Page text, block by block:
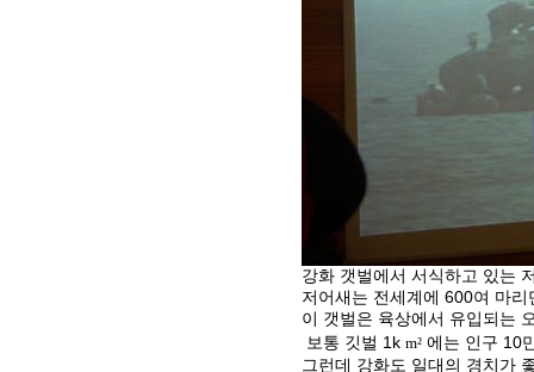
강화 갯벌에서 서식하고 있는
저어새는 전세계에 600여 마
이 갯벌은 육상에서 유입되는
보통 깃벌 1k m² 에는 인구 10
그런데 강화도 일대의 경치가